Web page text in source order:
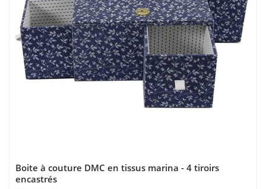
Boite à couture DMC en tissus marina - 4 tiroirs
encastrés